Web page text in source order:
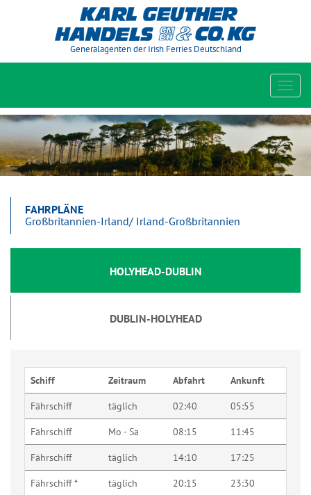
Generalagenten der Irish Ferries Deutschland
FAHRPLÄNE
Großbritannien-Irland/ Irland-Großbritannien
HOLYHEAD-DUBLIN
DUBLIN-HOLYHEAD
Schiff Zeitraum Abfahrt Ankunft
Fährschiff täglich 02:40 05:55
Fährschiff Mo - Sa 08:15 11:45
Fährschiff täglich 14:10 17:25
Fährschiff * täglich 20:15
23:30